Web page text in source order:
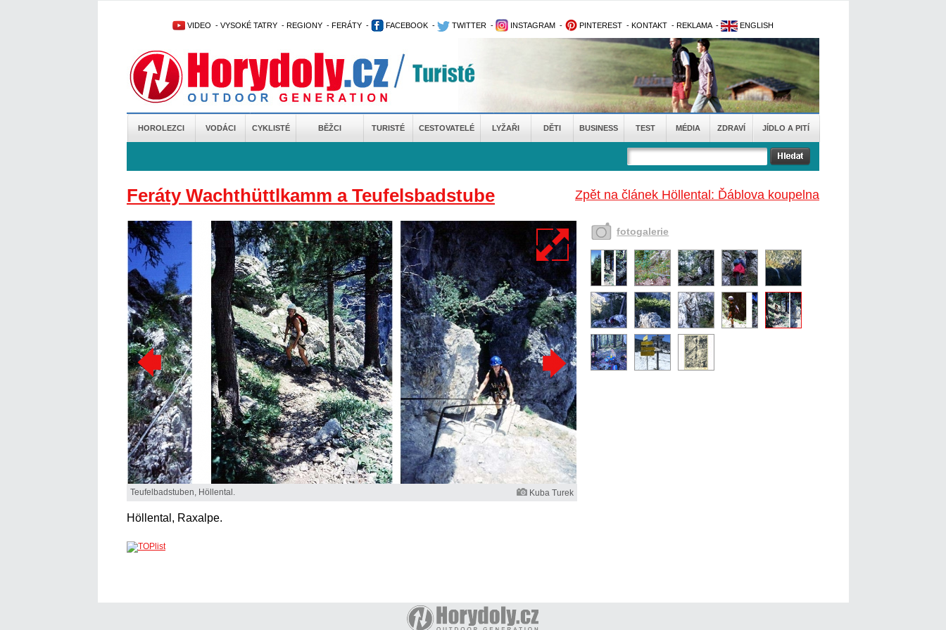
VIDEO - VYSOKÉ TATRY - REGIONY - FERÁTY - FACEBOOK - TWITTER - INSTAGRAM - PINTEREST - KONTAKT - REKLAMA - ENGLISH
HOROLEZCI VODÁCI CYKLISTÉ BĚŽCI TURISTÉ CESTOVATELÉ LYŽAŘI DĚTI BUSINESS TEST MÉDIA ZDRAVÍ JÍDLO A PITÍ
Zpět na článek Höllental: Ďáblova koupelna
Feráty Wachthüttlkamm a Teufelsbadstube
Teufelbadstuben, Höllental. Kuba Turek
Höllental, Raxalpe.
fotogalerie